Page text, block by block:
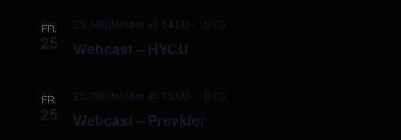
FR.
25 Webcast – HYCU
25. September @ 14:00 - 15:00
FR.
25 Webcast – Previder
25. September @ 15:00 - 16:00